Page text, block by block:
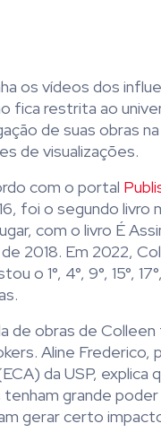
os vídeos dos
fica restrita ao
de suas obras
de visualizações.
com o portal
foi o segundo livro
com o livro É
2018. Em 2022,
o 1°, 4°, 9°, 15°,
de obras de
Aline Frederico,
da USP, explica
grande
gerar certo